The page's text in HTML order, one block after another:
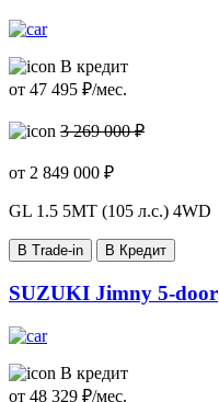
В кредит
от 47 495 ₽/мес.
3 269 000 ₽
от 2 849 000 ₽
GL 1.5 5MT (105 л.с.) 4WD
В Trade-in В Кредит
SUZUKI Jimny 5-door
В кредит
от 48 329 ₽/мес.